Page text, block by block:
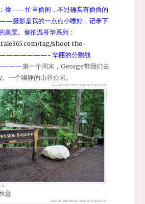
偷——忙里偷闲，不过确实有偷偷的
摄影是我的一点点小嗜好，记录下
美景。 偷拍温哥华系列：
tag/shoot-the-
华丽的分割线
第一个周末，George带我们去
一个幽静的山谷公园。
意